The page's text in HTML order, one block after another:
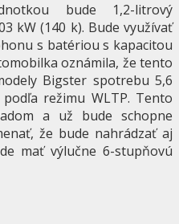
bude 1,2-litrový
kW (140 k). Bude využívať
s batériou s kapacitou
oznámila, že tento
Bigster spotrebu 5,6
režimu WLTP. Tento
a už bude schopne
že bude nahrádzať aj
mať výlučne 6-stupňovú